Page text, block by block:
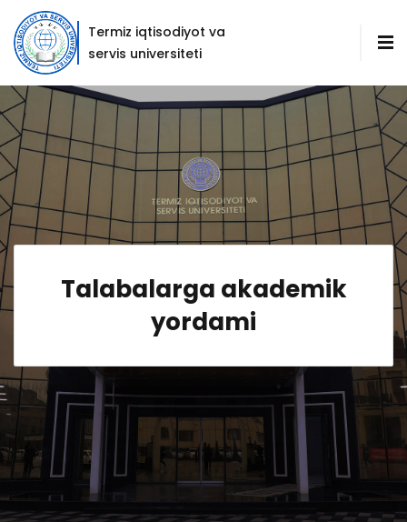
Termiz iqtisodiyot va
servis universiteti
Talabalarga akademik
yordami